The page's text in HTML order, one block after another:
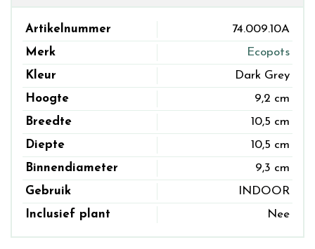
Artikelnummer
74.009.10A
Merk
Ecopots
Kleur
Dark Grey
Hoogte
9,2 cm
Breedte
10,5 cm
Diepte
10,5 cm
Binnendiameter
9,3 cm
Gebruik
INDOOR
Inclusief plant
Nee